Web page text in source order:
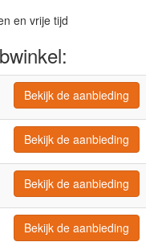
en vrije tijd
Bekijk de aanbieding
Bekijk de aanbieding
Bekijk de aanbieding
Bekijk de aanbieding